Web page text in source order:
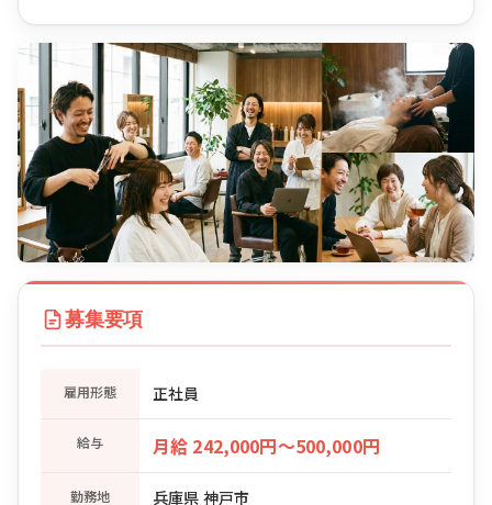
募集要項
雇用形態 正社員
給与 月給 242,000円〜500,000円
勤務地
兵庫県 神戸市